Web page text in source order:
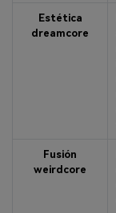
Estética
dreamcore
Fusión
weirdcore